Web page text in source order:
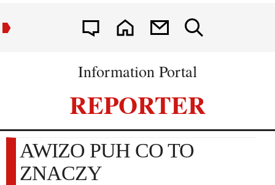
Information Portal
REPORTER
AWIZO PUH CO TO
ZNACZY